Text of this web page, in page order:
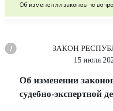
Об изменении законов по
ЗАКОН
15 июля
Об изменении
судебно-экспертной